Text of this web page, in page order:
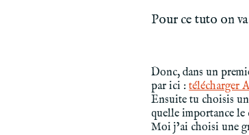
Pour ce tuto on
Donc, dans un
par ici :télécharger
Ensuite tu choisis
quelle importance
Moi j’ai choisi une